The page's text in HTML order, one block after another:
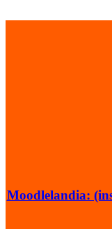
Moodlelandia: